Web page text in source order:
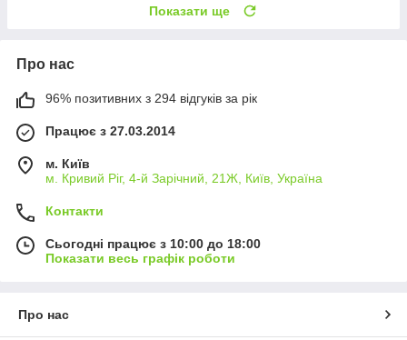
Показати ще
Про нас
96% позитивних з 294 відгуків за рік
Працює з 27.03.2014
м. Київ
м. Кривий Ріг, 4-й Зарічний, 21Ж, Київ, Україна
Контакти
Сьогодні працює з 10:00 до 18:00
Показати весь графік роботи
Про нас